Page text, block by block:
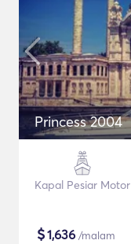
Princess 2004
Kapal Pesiar Motor
$1,636 /malam